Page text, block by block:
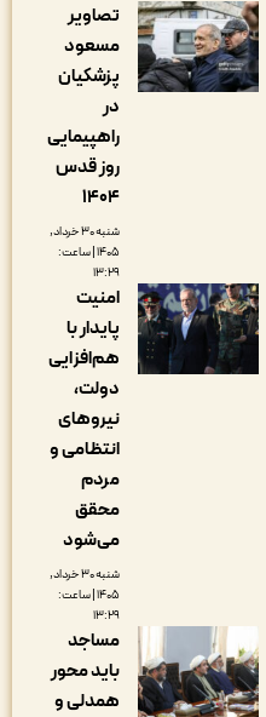
تصاویر
مسعود
پزشکیان
راهپیمایی
روز قدس
شنبه ۳۰ خرداد,
۱۴۰۵ | ساعت:
امنیت
پایدار با
هم‌افزایی
نیروهای
انتظامی و
می‌شود
شنبه ۳۰ خرداد,
۱۴۰۵ | ساعت:
مساجد
باید محور
همدلی و